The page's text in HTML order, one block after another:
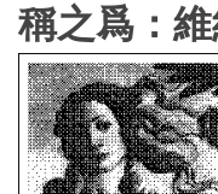
稱之爲：維